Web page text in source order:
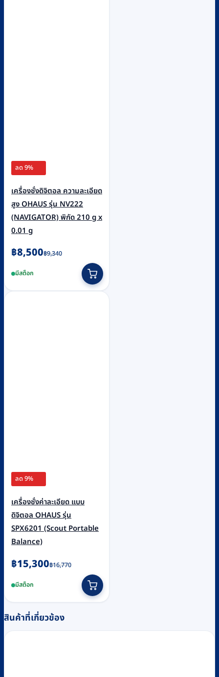
ลด 9%
เครื่องชั่งดิจิตอล ความละเอียด
สูง OHAUS รุ่น NV222
(NAVIGATOR) พิกัด 210 g x
0.01 g
฿9,340
Original
was:
฿9,340.
฿8,500
Current
is:
฿8,500.
มีสต็อก
ลด 9%
เครื่องชั่งค่าละเอียด แบบ
ดิจิตอล OHAUS รุ่น
SPX6201 (Scout Portable
Balance)
฿16,770
Original
was:
฿16,770.
฿15,300
Current
is:
฿15,300.
มีสต็อก
สินค้าที่เกี่ยวข้อง